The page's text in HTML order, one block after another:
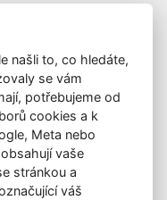
našli to, co hledáte,
se vám
potřebujeme od
cookies a k
Meta nebo
vaše
stránkou a
váš